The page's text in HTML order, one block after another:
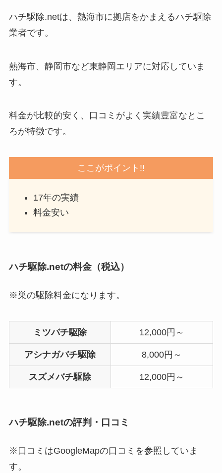
ハチ駆除.netは、熱海市に拠店をかまえるハチ駆除
業者です。
熱海市、静岡市など東静岡エリアに対応していま
す。
料金が比較的安く、口コミがよく実績豊富なとこ
ろが特徴です。
ここがポイント!!
17年の実績
料金安い
ハチ駆除.netの料金（税込）
※巣の駆除料金になります。
ミツバチ駆除 12,000円～
アシナガバチ駆除 8,000円～
スズメバチ駆除 12,000円～
ハチ駆除.netの評判・口コミ
※口コミはGoogleMapの口コミを参照していま
す。